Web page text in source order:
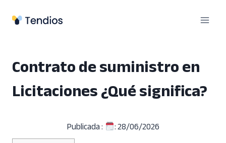
Contrato de suministro en
Licitaciones ¿Qué significa?
Publicada : : 28/06/2026